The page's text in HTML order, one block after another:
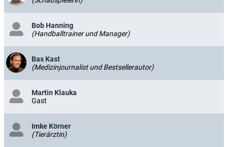
Bob Hanning
(Handballtrainer und Manager)
Bas Kast
(Medizinjournalist und Bestsellerautor)
Martin Klauka
Gast
Imke Körner
(Tierärztin)